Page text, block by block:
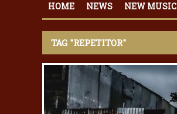
HOME NEWS NEW MUSIC
TAG "REPETITOR"